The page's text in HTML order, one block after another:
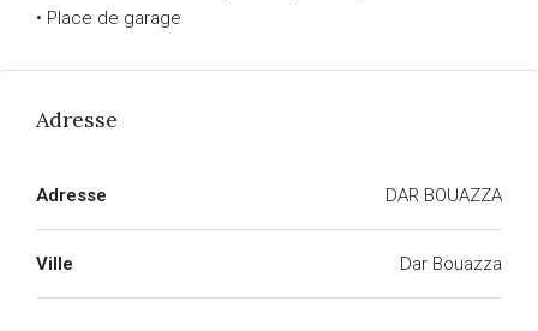
• Place de garage
Adresse
Adresse DAR BOUAZZA
Ville Dar Bouazza